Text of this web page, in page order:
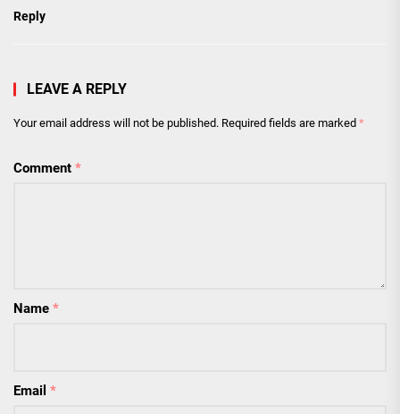
Reply
LEAVE A REPLY
Your email address will not be published. Required fields are marked *
Comment *
Name *
Email *